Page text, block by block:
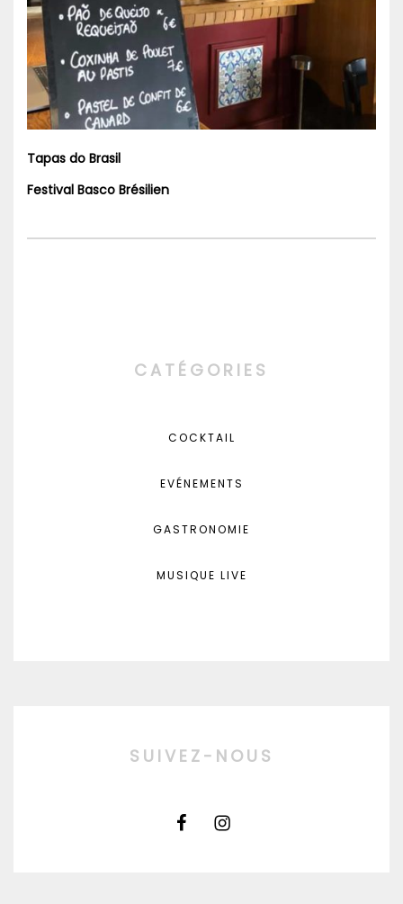
Tapas do Brasil
Festival Basco Brésilien
CATÉGORIES
COCKTAIL
EVÉNEMENTS
GASTRONOMIE
MUSIQUE LIVE
SUIVEZ-NOUS